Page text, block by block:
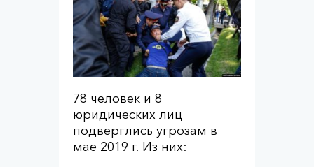
78 человек и 8
юридических лиц
подверглись угрозам в
мае 2019 г. Из них: